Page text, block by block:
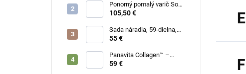
Ponorný pomalý varič Sous
vide Trofeo 1200W
105,50 €
Sada náradia, 59-dielna,
CrV, EXTOL CRAFT
55 €
Panavita Collagen™ –
Účinný kolagén na kĺby,
59 €
E
F